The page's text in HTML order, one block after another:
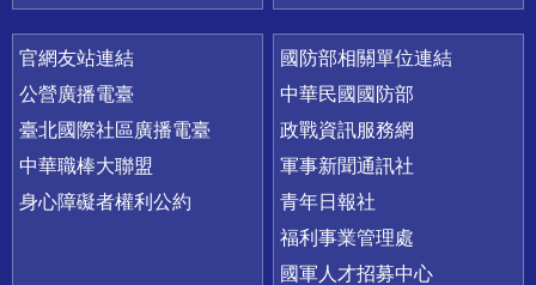
官網友站連結
公營廣播電臺
臺北國際社區廣播電臺
中華職棒大聯盟
身心障礙者權利公約
國防部相關單位連結
中華民國國防部
政戰資訊服務網
軍事新聞通訊社
青年日報社
福利事業管理處
國軍人才招募中心